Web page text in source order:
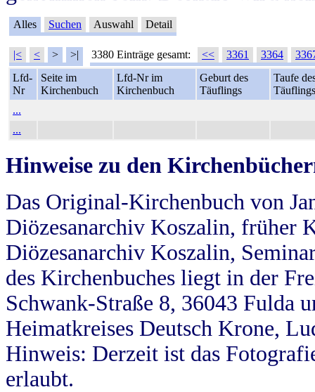
Alles Suchen Auswahl Detail
|< < > >| 3380 Einträge gesamt: << 3361 3364
Lfd-
Nr
Seite im
Kirchenbuch
Lfd-Nr im
Kirchenbuch
Geburt des
Täuflings
Taufe
Täuflings
...
...
Hinweise zu den
Das Original-Kirchenbuch von
Diözesanarchiv Koszalin, früher
Diözesanarchiv Koszalin,
des Kirchenbuches liegt in der
Schwank-Straße 8, 36043 Fulda
Heimatkreises Deutsch Krone,
Hinweis: Derzeit ist das
erlaubt.